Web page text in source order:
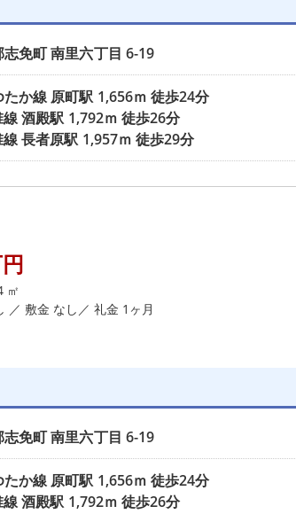
志免町南里六丁目 6-19
たか線 原町駅 1,656ｍ 徒歩24分
線酒殿駅 1,792ｍ 徒歩26分
線長者原駅 1,957ｍ 徒歩29分
㎡
／ 敷金 なし／ 礼金 1ヶ月
志免町南里六丁目 6-19
たか線 原町駅 1,656ｍ 徒歩24分
線酒殿駅 1,792ｍ 徒歩26分